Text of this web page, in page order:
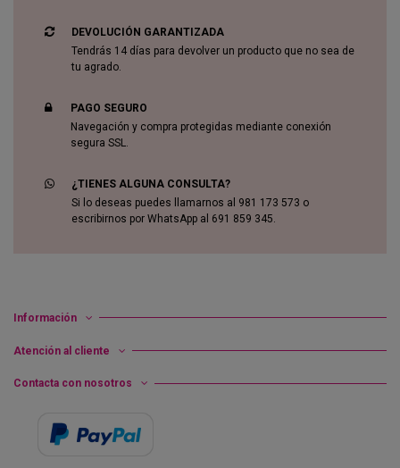
DEVOLUCIÓN GARANTIZADA
Tendrás 14 días para devolver un producto que no sea de
tu agrado.
PAGO SEGURO
Navegación y compra protegidas mediante conexión
segura SSL.
¿TIENES ALGUNA CONSULTA?
Si lo deseas puedes llamarnos al 981 173 573 o
escribirnos por WhatsApp al 691 859 345.
Información
Atención al cliente
Contacta con nosotros